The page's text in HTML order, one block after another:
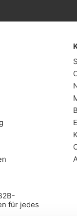
für jedes